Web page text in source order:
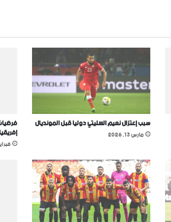
سبب إعتزال نعيم السليتي دوليا قبل المونديال
مارس 13, 2026
فبراير 3,